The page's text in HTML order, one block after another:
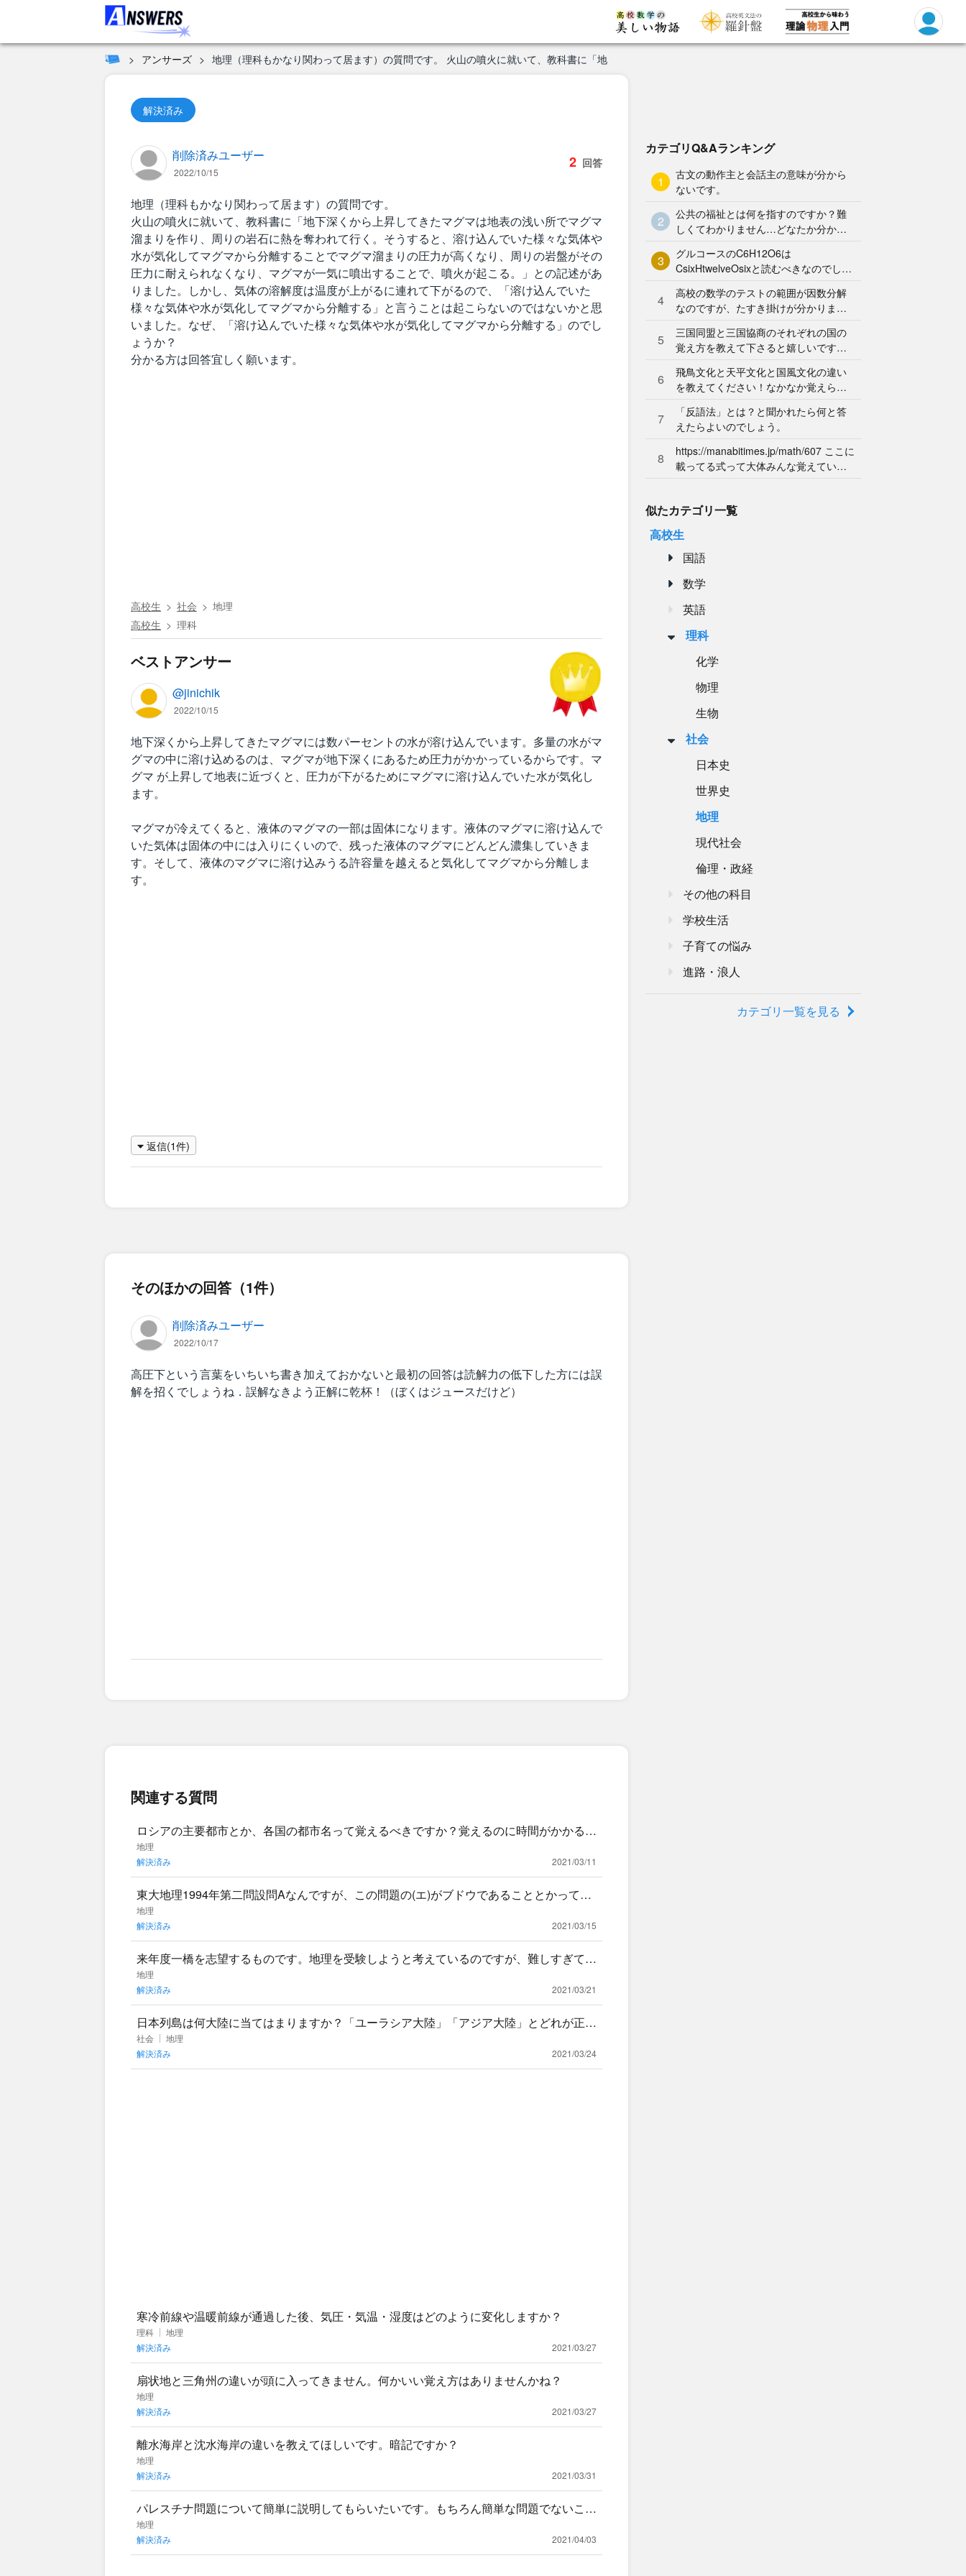
アンサーズ 地理（理科もかなり関わって居ます）の質問です。 火山の噴火に就いて、教科書に「地
解決済み
削除済みユーザー
2022/10/15
2 回答
地理（理科もかなり関わって居ます）の質問です。
火山の噴火に就いて、教科書に「地下深くから上昇してきたマグマは地表の浅い所でマグマ
溜まりを作り、周りの岩石に熱を奪われて行く。そうすると、溶け込んでいた様々な気体や
水が気化してマグマから分離することでマグマ溜まりの圧力が高くなり、周りの岩盤がその
圧力に耐えられなくなり、マグマが一気に噴出することで、噴火が起こる。」との記述があ
りました。しかし、気体の溶解度は温度が上がるに連れて下がるので、「溶け込んでいた
様々な気体や水が気化してマグマから分離する」と言うことは起こらないのではないかと思
いました。なぜ、「溶け込んでいた様々な気体や水が気化してマグマから分離する」のでし
ょうか？
分かる方は回答宜しく願います。
高校生 社会
地理
高校生
理科
ベストアンサー
@jinichik
2022/10/15
地下深くから上昇してきたマグマには数パーセントの水が溶け込んでいます。多量の水がマ
グマの中に溶け込めるのは、マグマが地下深くにあるため圧力がかかっているからです。マ
グマ が上昇して地表に近づくと、圧力が下がるためにマグマに溶け込んでいた水が気化し
ます。
マグマが冷えてくると、液体のマグマの一部は固体になります。液体のマグマに溶け込んで
いた気体は固体の中には入りにくいので、残った液体のマグマにどんどん濃集していきま
す。そして、液体のマグマに溶け込みうる許容量を越えると気化してマグマから分離しま
す。
返信(1件)
そのほかの回答（1件）
削除済みユーザー
2022/10/17
高圧下という言葉をいちいち書き加えておかないと最初の回答は読解力の低下した方には誤
解を招くでしょうね．誤解なきよう正解に乾杯！（ぼくはジュースだけど）
関連する質問
ロシアの主要都市とか、各国の都市名って覚えるべきですか？覚えるのに時間がかかる割
に、あんまり試験に出る気がしなくて、悩ん
地理
解決済み
2021/03/11
東大地理1994年第二問設問Aなんですが、この問題の(エ)がブドウであることとかって暗
記ゲーですか？桃と悩んだんですが、
地理
解決済み
2021/03/15
来年度一橋を志望するものです。地理を受験しようと考えているのですが、難しすぎて何
一つ解けず絶望の淵にいます。どうやったら
地理
解決済み
2021/03/21
日本列島は何大陸に当てはまりますか？「ユーラシア大陸」「アジア大陸」とどれが正し
いか分かりません。日本は島国ですが、大陸
社会
地理
解決済み
2021/03/24
寒冷前線や温暖前線が通過した後、気圧・気温・湿度はどのように変化しますか？
理科
地理
解決済み
2021/03/27
扇状地と三角州の違いが頭に入ってきません。何かいい覚え方はありませんかね？
地理
解決済み
2021/03/27
離水海岸と沈水海岸の違いを教えてほしいです。暗記ですか？
地理
解決済み
2021/03/31
パレスチナ問題について簡単に説明してもらいたいです。もちろん簡単な問題でないこと
は分かっています。地理の問題で「簡潔に書
地理
解決済み
2021/04/03
カテゴリQ&Aランキング
1
古文の動作主と会話主の意味が分から
ないです。
2
公共の福祉とは何を指すのですか？難
しくてわかりません…どなたか分かり
3
グルコースのC6H12O6は
CsixHtwelveOsixと読むべきなのでしょ
く と
4
高校の数学のテストの範囲が因数分解
なのですが、たすき掛けが分かりませ
5
三国同盟と三国協商のそれぞれの国の
覚え方を教えて下さると嬉しいです。
6
飛鳥文化と天平文化と国風文化の違い
を教えてください！なかなか覚えられ
7
「反語法」とは？と聞かれたら何と答
えたらよいのでしょう。
8
https://manabitimes.jp/math/607 ここに
載ってる式って大体みんな覚えている
似たカテゴリ一覧
高校生
国語
数学
英語
理科
化学
物理
生物
社会
日本史
世界史
地理
現代社会
倫理・政経
その他の科目
学校生活
子育ての悩み
進路・浪人
カテゴリ一覧を見る